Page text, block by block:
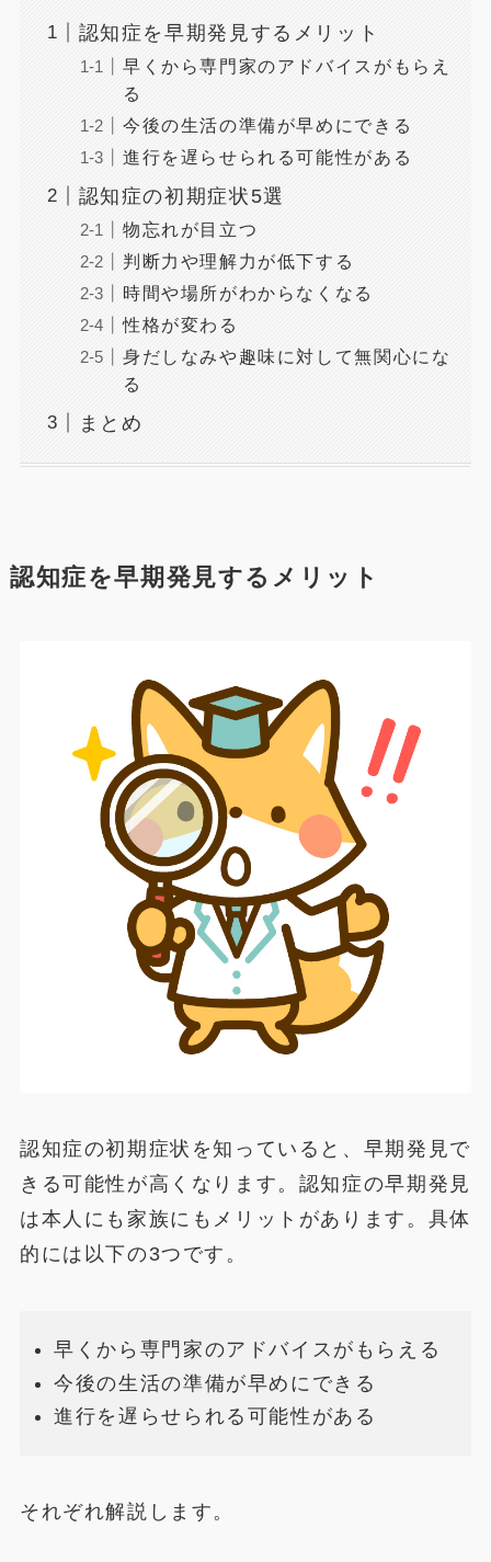
認知症を早期発見するメリット
早くから専門家のアドバイスがもらえ
る
今後の生活の準備が早めにできる
進行を遅らせられる可能性がある
認知症の初期症状5選
物忘れが目立つ
判断力や理解力が低下する
時間や場所がわからなくなる
性格が変わる
身だしなみや趣味に対して無関心にな
る
まとめ
認知症を早期発見するメリット
認知症の初期症状を知っていると、早期発見で
きる可能性が高くなります。認知症の早期発見
は本人にも家族にもメリットがあります。具体
的には以下の3つです。
早くから専門家のアドバイスがもらえる
今後の生活の準備が早めにできる
進行を遅らせられる可能性がある
それぞれ解説します。